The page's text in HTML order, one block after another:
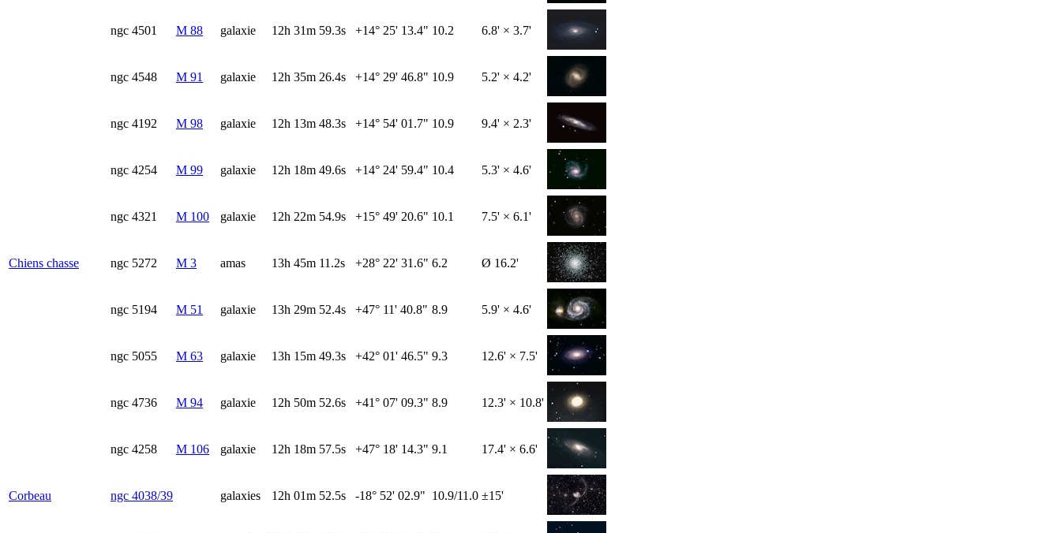
ngc 4501 M 88 galaxie 12h 31m 59.3s +14° 25' 13.4" 10.2 6.8' × 3.7'
ngc 4548 M 91 galaxie 12h 35m 26.4s +14° 29' 46.8" 10.9 5.2' × 4.2'
ngc 4192 M 98 galaxie 12h 13m 48.3s +14° 54' 01.7" 10.9 9.4' × 2.3'
ngc 4254 M 99 galaxie 12h 18m 49.6s +14° 24' 59.4" 10.4 5.3' × 4.6'
ngc 4321 M 100 galaxie 12h 22m 54.9s +15° 49' 20.6" 10.1 7.5' × 6.1'
Chiens chasse ngc 5272 M 3 amas 13h 45m 11.2s +28° 22' 31.6" 6.2 Ø 16.2'
ngc 5194 M 51 galaxie 13h 29m 52.4s +47° 11' 40.8" 8.9 5.9' × 4.6'
ngc 5055 M 63 galaxie 13h 15m 49.3s +42° 01' 46.5" 9.3 12.6' × 7.5'
ngc 4736 M 94 galaxie 12h 50m 52.6s +41° 07' 09.3" 8.9 12.3' × 10.8'
ngc 4258 M 106 galaxie 12h 18m 57.5s +47° 18' 14.3" 9.1 17.4' × 6.6'
Corbeau ngc 4038/39 galaxies 12h 01m 52.5s -18° 52' 02.9" 10.9/11.0 ±15'